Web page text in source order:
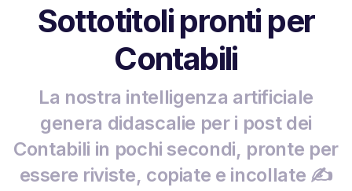
Sottotitoli pronti per
Contabili
La nostra intelligenza artificiale
genera didascalie per i post dei
Contabili in pochi secondi, pronte per
essere riviste, copiate e incollate ✍️